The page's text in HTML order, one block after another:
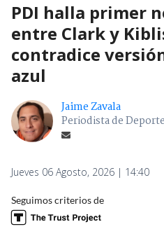
PDI halla primer
entre Clark y
contradice
azul
Jaime Zavala
Periodista de
Jueves 06 Agosto, 2026 | 14:40
Seguimos criterios de